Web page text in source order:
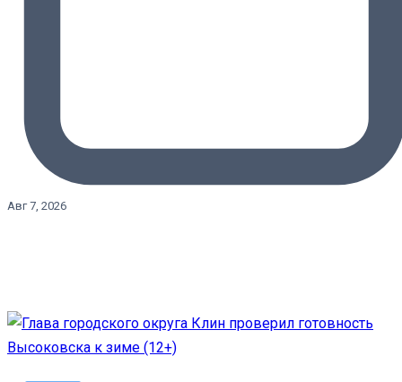
Авг 7, 2026